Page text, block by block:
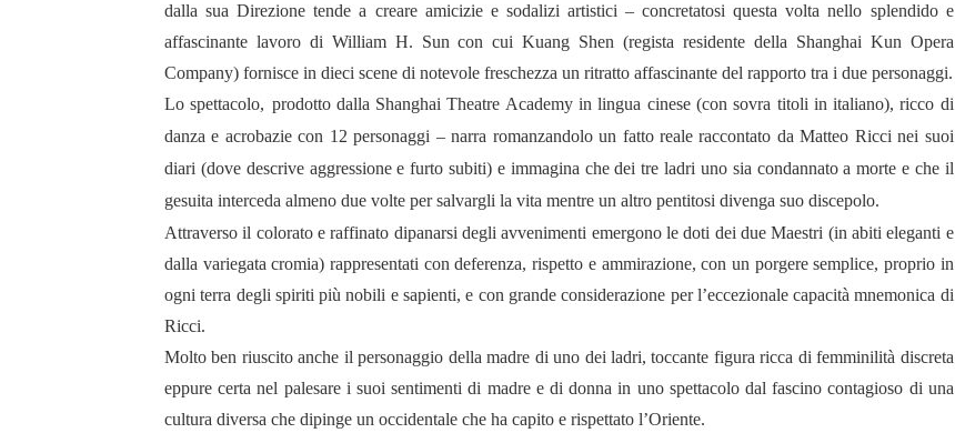
dalla sua Direzione tende a creare amicizie e sodalizi artistici – concretatosi questa volta nello splendido e
affascinante lavoro di William H. Sun con cui Kuang Shen (regista residente della Shanghai Kun Opera
Company) fornisce in dieci scene di notevole freschezza un ritratto affascinante del rapporto tra i due personaggi.
Lo spettacolo, prodotto dalla Shanghai Theatre Academyin lingua cinese (con sovra titoli in italiano), ricco di
danza e acrobazie con 12 personaggi –narra romanzandolo un fatto reale raccontato da Matteo Ricci nei suoi
diari (dove descrive aggressione e furto subiti) e immagina che dei tre ladri uno sia condannato a morte e che il
gesuita interceda almeno due volte per salvargli la vita mentre un altro pentitosi divenga suo discepolo.
Attraverso il colorato e raffinato dipanarsi degli avvenimenti emergono le doti dei due Maestri (in abiti eleganti e
dalla variegata cromia) rappresentati con deferenza, rispetto e ammirazione, con un porgere semplice, proprio in
ogni terra degli spiriti più nobili e sapienti, e con grande considerazione per l’eccezionale capacità mnemonica di
Ricci.
Molto ben riuscito anche il personaggio della madre di uno dei ladri, toccante figura ricca di femminilità discreta
eppure certa nel palesare i suoi sentimenti di madre e di donna in uno spettacolo dal fascino contagioso di una
cultura diversa che dipinge un occidentale che ha capito e rispettato l’Oriente.